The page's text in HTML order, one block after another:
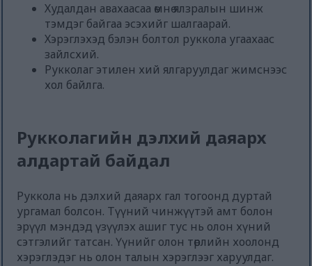
Худалдан авахаасаа өмнө ялзралын шинж
тэмдэг байгаа эсэхийг шалгаарай.
Хэрэглэхэд бэлэн болтол руккола угаахаас
зайлсхий.
Рукколаг этилен хий ялгаруулдаг жимснээс
хол байлга.
Рукколагийн дэлхий даяарх
алдартай байдал
Руккола нь дэлхий даяарх гал тогоонд дуртай
ургамал болсон. Түүний чинжүүтэй амт болон
эрүүл мэндэд үзүүлэх ашиг тус нь олон хүний
сэтгэлийг татсан. Үүнийг олон төрлийн хоолонд
хэрэглэдэг нь олон талын хэрэглээг харуулдаг.